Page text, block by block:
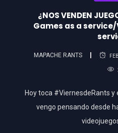
¿NOS VENDEN
Games as a
MAPACHE RANTS
Hoy toca #ViernesdeRants y
vengo pensando desde